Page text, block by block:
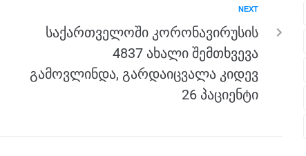
NEXT
საქართველოში კორონავირუსის
4837 ახალი შემთხვევა
გამოვლინდა, გარდაიცვალა კიდევ
26 პაციენტი